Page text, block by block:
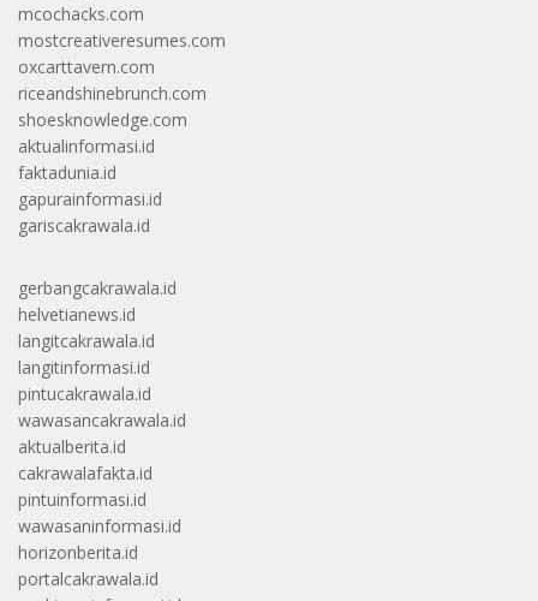
mcochacks.com
mostcreativeresumes.com
oxcarttavern.com
riceandshinebrunch.com
shoesknowledge.com
aktualinformasi.id
faktadunia.id
gapurainformasi.id
gariscakrawala.id
gerbangcakrawala.id
helvetianews.id
langitcakrawala.id
langitinformasi.id
pintucakrawala.id
wawasancakrawala.id
aktualberita.id
cakrawalafakta.id
pintuinformasi.id
wawasaninformasi.id
horizonberita.id
portalcakrawala.id